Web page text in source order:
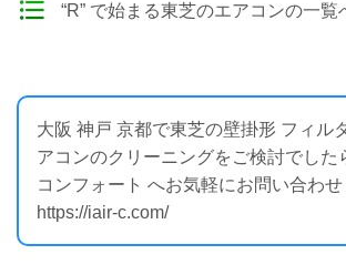
“R” で始まる東芝のエアコンの一覧
大阪 神戸 京都で東芝の壁掛形 フィル
アコンのクリーニングをご検討でした
コンフォート へお気軽にお問い合わせ
https://iair-c.com/